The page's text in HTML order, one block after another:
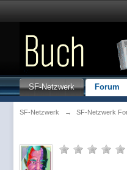
SF-Netzwerk Forum
SF-Netzwerk → SF-Netzwerk